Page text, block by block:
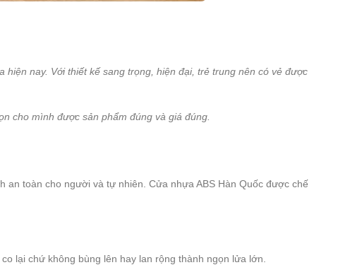
nay. Với thiết kế sang trọng, hiện đại, trẻ trung nên có vẻ được
cho mình được sản phẩm đúng và giá đúng.
toàn cho người và tự nhiên. Cửa nhựa ABS Hàn Quốc được chế
lại chứ không bùng lên hay lan rộng thành ngọn lửa lớn.